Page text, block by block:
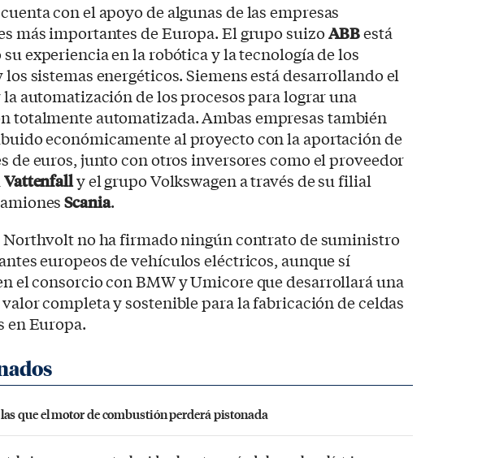
con el apoyo de algunas de las empresas
más importantes de Europa. El grupo suizoABBestá
experiencia en la robótica y la tecnología de los
los sistemas energéticos. Siemens está desarrollando el
automatización de los procesos para lograr una
totalmente automatizada. Ambas empresas también
económicamente al proyecto con la aportación de
de euros, junto con otros inversores como el proveedor
Vattenfally el grupo Volkswagen a través de su filial
Scania.
Northvolt no ha firmado ningún contrato de suministro
europeos de vehículos eléctricos, aunque sí
el consorcio con BMW y Umicore que desarrollará una
completa y sostenible para la fabricación de celdas
en Europa.
que el motor de combustión perderá pistonada